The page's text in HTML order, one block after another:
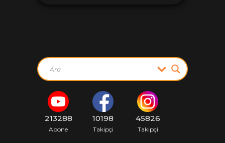
213288
Abone
10198
Takipçi
45826
Takipçi